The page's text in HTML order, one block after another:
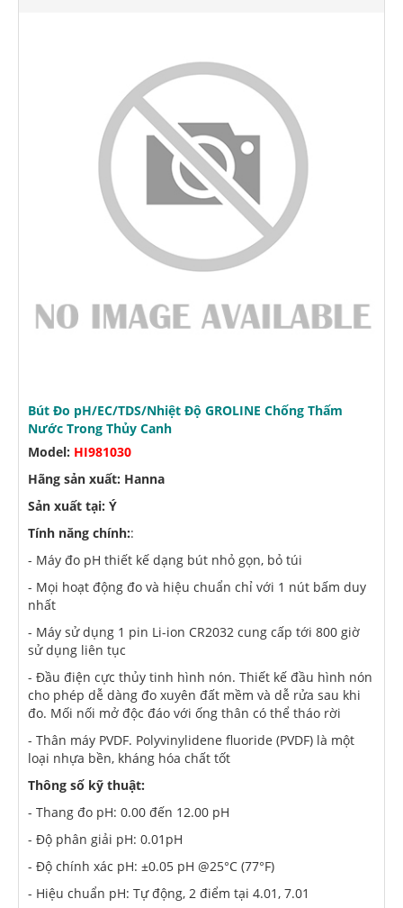
Bút Đo pH/EC/TDS/Nhiệt Độ GROLINE Chống Thấm
Nước Trong Thủy Canh
Model: HI981030
Hãng sản xuất: Hanna
Sản xuất tại: Ý
Tính năng chính::
- Máy đo pH thiết kế dạng bút nhỏ gọn, bỏ túi
- Mọi hoạt động đo và hiệu chuẩn chỉ với 1 nút bấm duy
nhất
- Máy sử dụng 1 pin Li-ion CR2032 cung cấp tới 800 giờ
sử dụng liên tục
- Đầu điện cực thủy tinh hình nón. Thiết kế đầu hình nón
cho phép dễ dàng đo xuyên đất mềm và dễ rửa sau khi
đo. Mối nối mở độc đáo với ống thân có thể tháo rời
- Thân máy PVDF. Polyvinylidene fluoride (PVDF) là một
loại nhựa bền, kháng hóa chất tốt
Thông số kỹ thuật:
- Thang đo pH: 0.00 đến 12.00 pH
- Độ phân giải pH: 0.01pH
- Độ chính xác pH: ±0.05 pH @25°C (77°F)
- Hiệu chuẩn pH: Tự động, 2 điểm tại 4.01, 7.01